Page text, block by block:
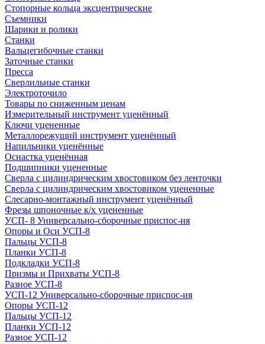
Стопорные кольца эксцентрические
Съемники
Шарики и ролики
Станки
Вальцегибочные станки
Заточные станки
Пресса
Сверлильные станки
Электроточило
Товары по сниженным ценам
Измерительный инструмент уценённый
Ключи уцененные
Металлорежущий инструмент уценённый
Напильники уценённые
Оснастка уценённая
Подшипники уцененные
Сверла с цилиндрическим хвостовиком без ленточки
Сверла с цилиндрическим хвостовиком уцененные
Слесарно-монтажный инструмент уценённый
Фрезы шпоночные к/х уцененные
УСП- 8 Универсально-сборочные приспос-ия
Опоры и Оси УСП-8
Пальцы УСП-8
Планки УСП-8
Подкладки УСП-8
Призмы и Прихваты УСП-8
Разное УСП-8
УСП-12 Универсально-сборочные приспос-ия
Опоры УСП-12
Пальцы УСП-12
Планки УСП-12
Разное УСП-12